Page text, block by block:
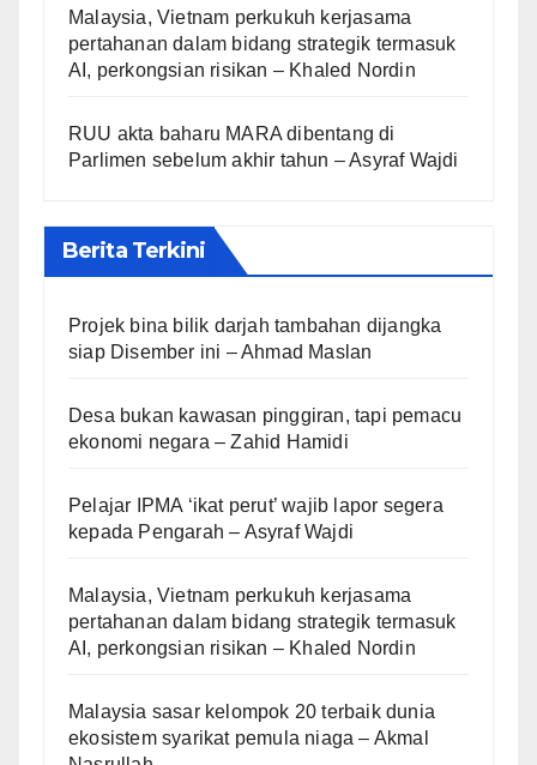
Malaysia, Vietnam perkukuh kerjasama
pertahanan dalam bidang strategik termasuk
AI, perkongsian risikan – Khaled Nordin
RUU akta baharu MARA dibentang di
Parlimen sebelum akhir tahun – Asyraf Wajdi
Berita Terkini
Projek bina bilik darjah tambahan dijangka
siap Disember ini – Ahmad Maslan
Desa bukan kawasan pinggiran, tapi pemacu
ekonomi negara – Zahid Hamidi
Pelajar IPMA ‘ikat perut’ wajib lapor segera
kepada Pengarah – Asyraf Wajdi
Malaysia, Vietnam perkukuh kerjasama
pertahanan dalam bidang strategik termasuk
AI, perkongsian risikan – Khaled Nordin
Malaysia sasar kelompok 20 terbaik dunia
ekosistem syarikat pemula niaga – Akmal